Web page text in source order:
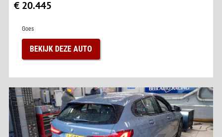
€ 20.445
Goes
BEKIJK DEZE AUTO